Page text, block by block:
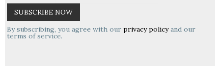
By subscribing, you agree with our privacy policyand our
terms of service.